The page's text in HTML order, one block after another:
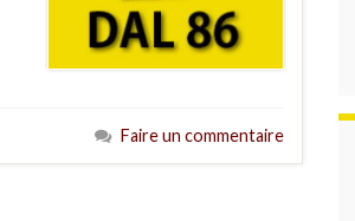
Faire un commentaire